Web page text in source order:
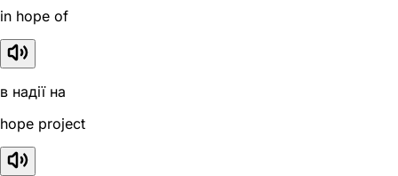
in hope of
в надії на
hope project